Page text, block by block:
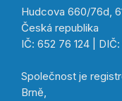
Hudcova 660/76d,
Česká republika
IČ: 652 76 124 |
Společnost je
Brně,